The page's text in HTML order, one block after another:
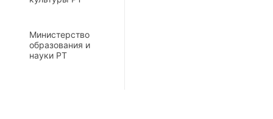
Министерство
образования и
науки РТ